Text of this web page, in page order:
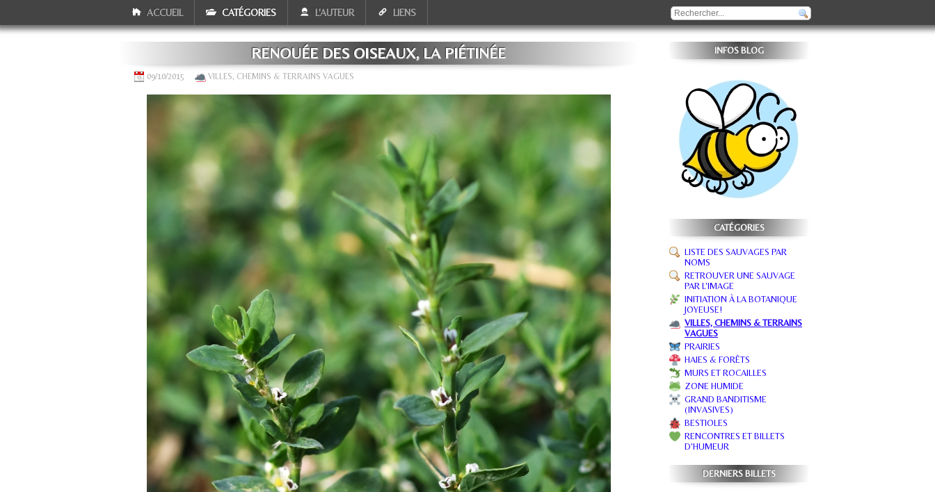
ACCUEIL CATÉGORIES L'AUTEUR LIENS
RENOUÉE DES OISEAUX, LA PIÉTINÉE
09/10/2015 VILLES, CHEMINS & TERRAINS VAGUES
INFOS BLOG
CATÉGORIES
LISTE DES SAUVAGES PAR
NOMS
RETROUVER UNE SAUVAGE
PAR L'IMAGE
INITIATION À LA BOTANIQUE
JOYEUSE!
VILLES, CHEMINS & TERRAINS
VAGUES
PRAIRIES
HAIES & FORÊTS
MURS ET ROCAILLES
ZONE HUMIDE
GRAND BANDITISME
(INVASIVES)
BESTIOLES
RENCONTRES ET BILLETS
D'HUMEUR
DERNIERS BILLETS